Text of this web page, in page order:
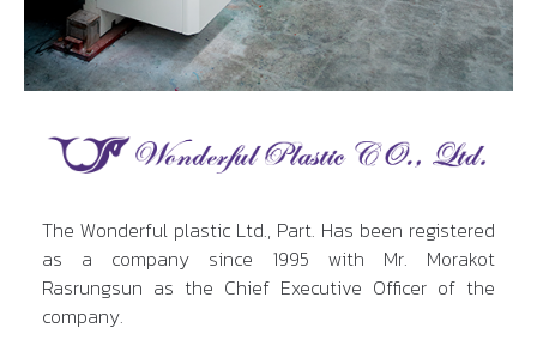
The Wonderful plastic Ltd., Part. Has been registered
as a company since 1995 with Mr. Morakot
Rasrungsun as the Chief Executive Officer of the
company.